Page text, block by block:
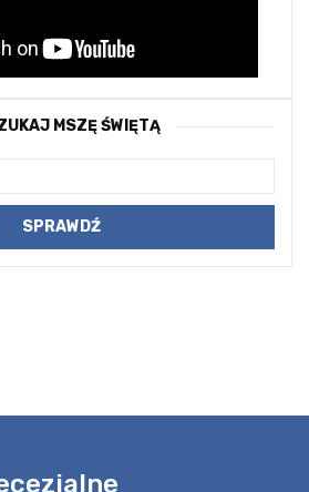
MSZĘ ŚWIĘTĄ